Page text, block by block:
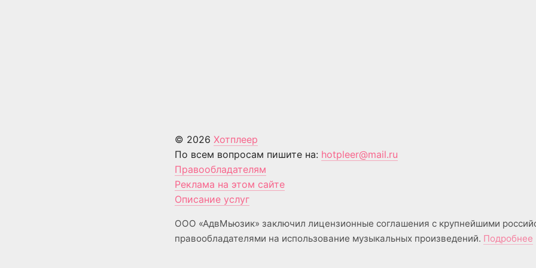
© 2026 Хотплеер
По всем вопросам пишите на: hotpleer@mail.ru
Правообладателям
Реклама на этом сайте
Описание услуг
ООО «АдвМьюзик» заключил лицензионные соглашения с крупнейшими
правообладателями на использование музыкальных произведений. Подробнее